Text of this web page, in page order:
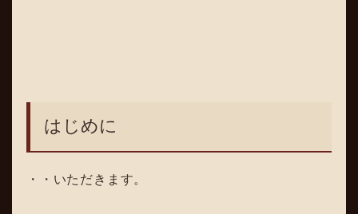
はじめに
・・いただきます。